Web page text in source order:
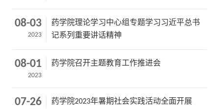
08-03
2023
药学院理论学习中心组专题学习习近平总书
记系列重要讲话精神
08-01
2023
药学院召开主题教育工作推进会
07-26 药学院2023年暑期社会实践活动全面开展